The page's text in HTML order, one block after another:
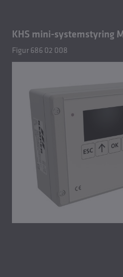
KHS mini-systemstyring
Figur 686 02 008